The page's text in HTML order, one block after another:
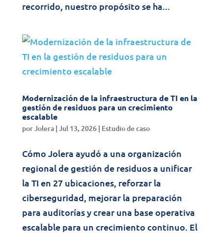
recorrido, nuestro propósito se ha...
Modernización de la infraestructura de TI en la
gestión de residuos para un crecimiento
escalable
porJolera| Jul 13, 2026| Estudio de caso
Cómo Jolera ayudó a una organización
regional de gestión de residuos a unificar
la TI en 27 ubicaciones, reforzar la
ciberseguridad, mejorar la preparación
para auditorías y crear una base operativa
escalable para un crecimiento continuo. El